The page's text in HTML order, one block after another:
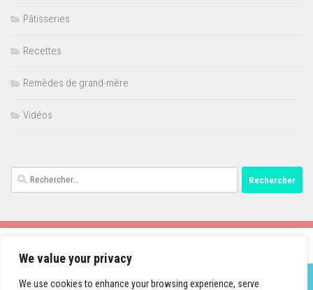
We value your privacy
We use cookies to enhance your browsing experience, serve
Pâtisseries
Recettes
Remèdes de grand-mère
Vidéos
Rechercher :